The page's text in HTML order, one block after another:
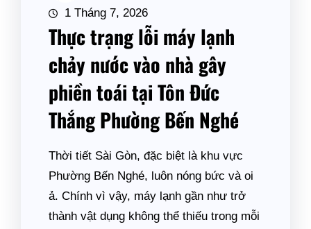
1 Tháng 7, 2026
Thực trạng lỗi máy lạnh
chảy nước vào nhà gây
phiền toái tại Tôn Đức
Thắng Phường Bến Nghé
Thời tiết Sài Gòn, đặc biệt là khu vực
Phường Bến Nghé, luôn nóng bức và oi
ả. Chính vì vậy, máy lạnh gần như trở
thành vật dụng không thể thiếu trong mỗi